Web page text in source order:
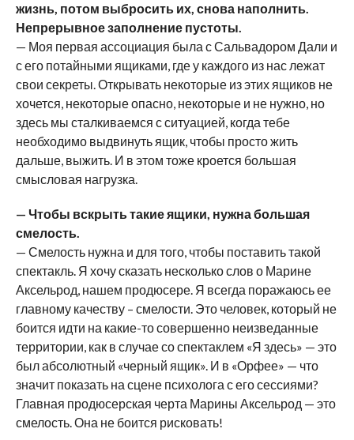
жизнь, потом выбросить их, снова наполнить.
Непрерывное заполнение пустоты.
— Моя первая ассоциация была с Сальвадором Дали и
с его потайными ящиками, где у каждого из нас лежат
свои секреты. Открывать некоторые из этих ящиков не
хочется, некоторые опасно, некоторые и не нужно, но
здесь мы сталкиваемся с ситуацией, когда тебе
необходимо выдвинуть ящик, чтобы просто жить
дальше, выжить. И в этом тоже кроется большая
смысловая нагрузка.
— Чтобы вскрыть такие ящики, нужна большая
смелость.
— Смелость нужна и для того, чтобы поставить такой
спектакль. Я хочу сказать несколько слов о Марине
Аксельрод, нашем продюсере. Я всегда поражаюсь ее
главному качеству – смелости. Это человек, который не
боится идти на какие-то совершенно неизведанные
территории, как в случае со спектаклем «Я здесь» — это
был абсолютный «черный ящик». И в «Орфее» — что
значит показать на сцене психолога с его сессиями?
Главная продюсерская черта Марины Аксельрод — это
смелость. Она не боится рисковать!